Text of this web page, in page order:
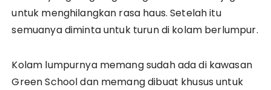
untuk menghilangkan rasa haus. Setelah itu
semuanya diminta untuk turun di kolam berlumpur.
Kolam lumpurnya memang sudah ada di kawasan
Green School dan memang dibuat khusus untuk